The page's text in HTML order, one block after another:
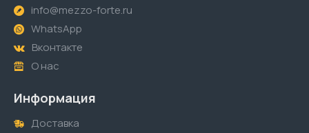
info@mezzo-forte.ru
WhatsApp
Вконтакте
О нас
Информация
Доставка